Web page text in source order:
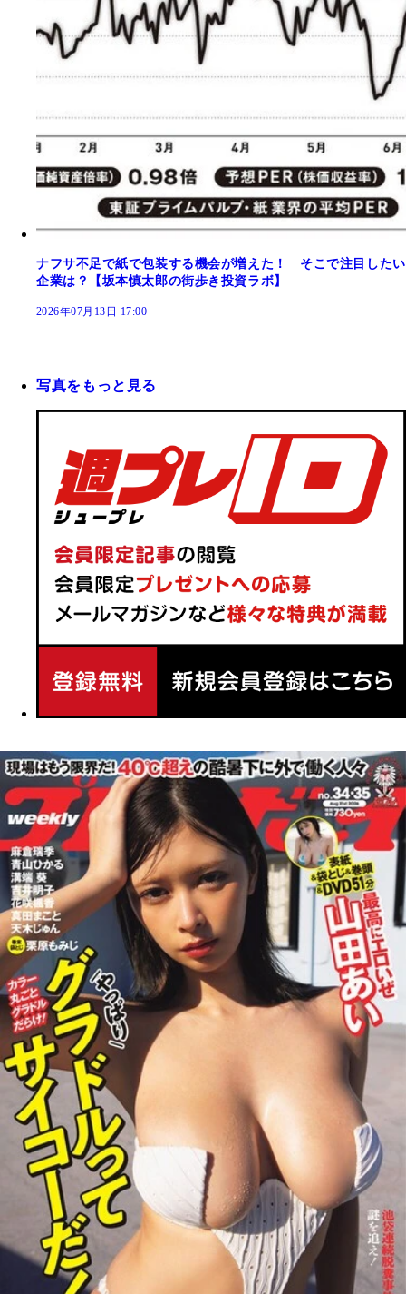
ナフサ不足で紙で包装する機会が増えた！ そこで注目したい
企業は？【坂本慎太郎の街歩き投資ラボ】
2026年07月13日 17:00
写真をもっと見る